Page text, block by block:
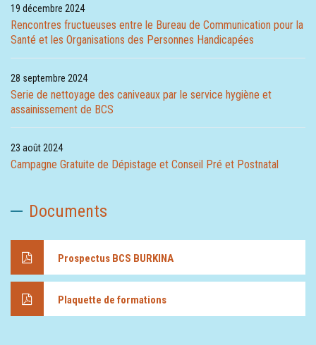
19 décembre 2024
Rencontres fructueuses entre le Bureau de Communication pour la
Santé et les Organisations des Personnes Handicapées
28 septembre 2024
Serie de nettoyage des caniveaux par le service hygiène et
assainissement de BCS
23 août 2024
Campagne Gratuite de Dépistage et Conseil Pré et Postnatal
Documents
Prospectus BCS BURKINA
Plaquette de formations